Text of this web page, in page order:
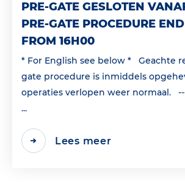
PRE-GATE GESLOTEN
PRE-GATE PROCEDURE
FROM 16H00
* For English see below * Geachte
gate procedure is inmiddels
operaties verlopen weer normaal.
...
Lees meer